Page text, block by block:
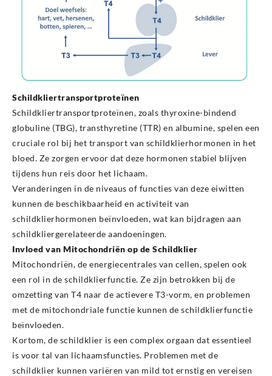
Schildkliertransportproteïnen
Schildkliertransportproteïnen, zoals thyroxine-bindend
globuline (TBG), transthyretine (TTR) en albumine, spelen een
cruciale rol bij het transport van schildklierhormonen in het
bloed. Ze zorgen ervoor dat deze hormonen stabiel blijven
tijdens hun reis door het lichaam.
Veranderingen in de niveaus of functies van deze eiwitten
kunnen de beschikbaarheid en activiteit van
schildklierhormonen beïnvloeden, wat kan bijdragen aan
schildkliergerelateerde aandoeningen.
Invloed van Mitochondriën op de Schildklier
Mitochondriën, de energiecentrales van cellen, spelen ook
een rol in de schildklierfunctie. Ze zijn betrokken bij de
omzetting van T4 naar de actievere T3-vorm, en problemen
met de mitochondriale functie kunnen de schildklierfunctie
beïnvloeden.
Kortom, de schildklier is een complex orgaan dat essentieel
is voor tal van lichaamsfuncties. Problemen met de
schildklier kunnen variëren van mild tot ernstig en vereisen